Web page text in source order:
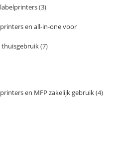
labelprinters 3
printers en all-in-one voor
thuisgebruik 7
printers en MFP zakelijk gebruik 4